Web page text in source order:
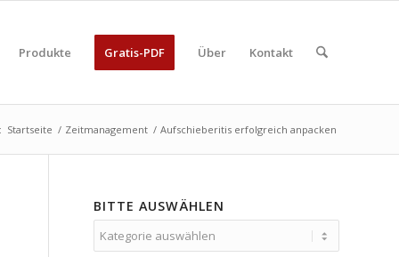
Produkte Gratis-PDF Über Kontakt
Startseite / Zeitmanagement / Aufschieberitis erfolgreich anpacken
BITTE AUSWÄHLEN
auswählen